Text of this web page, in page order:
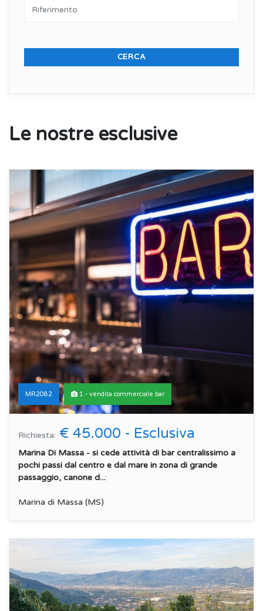
Le nostre esclusive
MR2082 1 - vendita commerciale bar
Richiesta: € 45.000 - Esclusiva
Marina Di Massa - si cede attività di bar centralissimo a
pochi passi dal centro e dal mare in zona di grande
passaggio, canone d...:
Marina di Massa (MS)